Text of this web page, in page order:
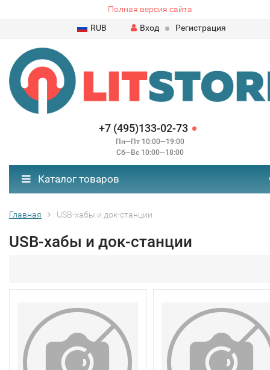
Полная версия сайта
RUB
Вход Регистрация
+7 (495)133-02-73
Пн—Пт 10:00—19:00
Сб—Вс 10:00—18:00
Каталог товаров
Главная USB-хабы и док-станции
USB-хабы и док-станции